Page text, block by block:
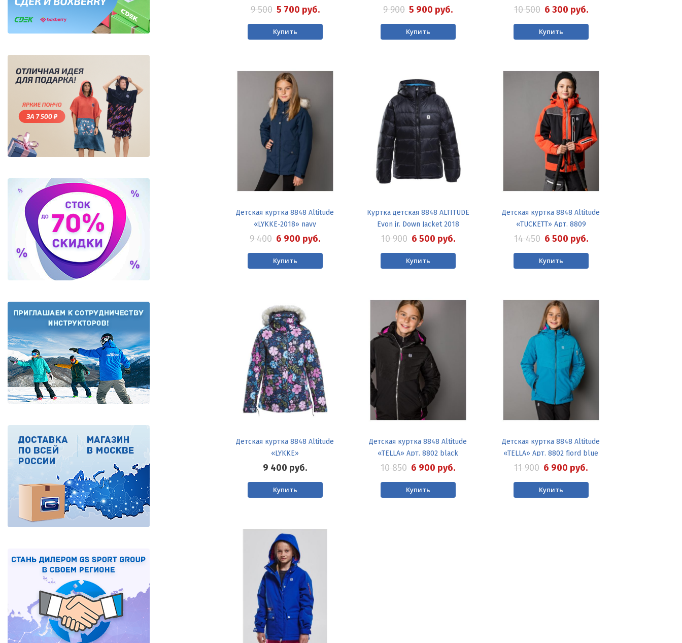
9 500 5 700 руб.
Купить
9 900 5 900 руб.
Купить
10 500 6 300 руб.
Купить
Детская куртка 8848 Altitude
«LYKKE-2018» navy
9 400 6 900 руб.
Купить
Куртка детская 8848 ALTITUDE
Evon jr. Down Jacket 2018
10 900 6 500 руб.
Купить
Детская куртка 8848 Altitude
«TUCKETT» Арт. 8809
14 450 6 500 руб.
Купить
Детская куртка 8848 Altitude
«LYKKE»
9 400 руб.
Купить
Детская куртка 8848 Altitude
«TELLA» Арт. 8802 black
10 850 6 900 руб.
Купить
Детская куртка 8848 Altitude
«TELLA» Арт. 8802 fjord blue
11 900 6 900 руб.
Купить